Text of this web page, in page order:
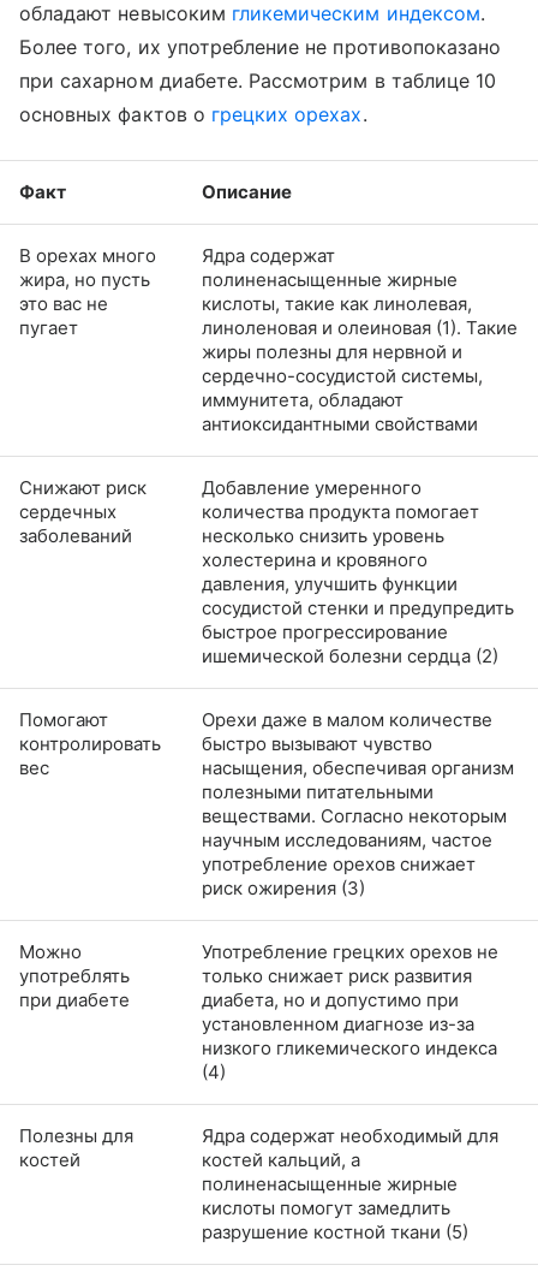
обладают невысоким гликемическим индексом.
Более того, их употребление не противопоказано
при сахарном диабете. Рассмотрим в таблице 10
основных фактов о грецких орехах.
Факт Описание
В орехах много
жира, но пусть
это вас не
пугает
Ядра содержат
полиненасыщенные жирные
кислоты, такие как линолевая,
линоленовая и олеиновая (1). Такие
жиры полезны для нервной и
сердечно-сосудистой системы,
иммунитета, обладают
антиоксидантными свойствами
Снижают риск
сердечных
заболеваний
Добавление умеренного
количества продукта помогает
несколько снизить уровень
холестерина и кровяного
давления, улучшить функции
сосудистой стенки и предупредить
быстрое прогрессирование
ишемической болезни сердца (2)
Помогают
контролировать
вес
Орехи даже в малом количестве
быстро вызывают чувство
насыщения, обеспечивая организм
полезными питательными
веществами. Согласно некоторым
научным исследованиям, частое
употребление орехов снижает
риск ожирения (3)
Можно
употреблять
при диабете
Употребление грецких орехов не
только снижает риск развития
диабета, но и допустимо при
установленном диагнозе из-за
низкого гликемического индекса
(4)
Полезны для
костей
Ядра содержат необходимый для
костей кальций, а
полиненасыщенные жирные
кислоты помогут замедлить
разрушение костной ткани (5)